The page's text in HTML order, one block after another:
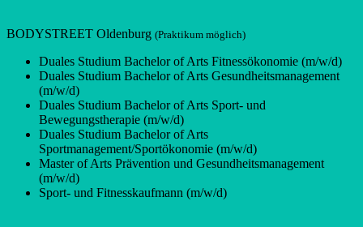
BODYSTREET Oldenburg (Praktikum möglich)
Duales Studium Bachelor of Arts Fitnessökonomie (m/w/d)
Duales Studium Bachelor of Arts Gesundheitsmanagement
(m/w/d)
Duales Studium Bachelor of Arts Sport- und
Bewegungstherapie (m/w/d)
Duales Studium Bachelor of Arts
Sportmanagement/Sportökonomie (m/w/d)
Master of Arts Prävention und Gesundheitsmanagement
(m/w/d)
Sport- und Fitnesskaufmann (m/w/d)